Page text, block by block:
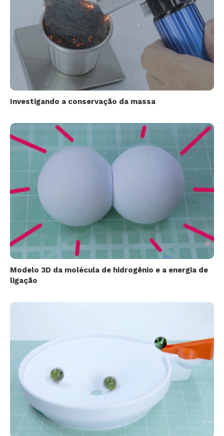
Investigando a conservação da massa
Modelo 3D da molécula de hidrogênio e a energia de
ligação